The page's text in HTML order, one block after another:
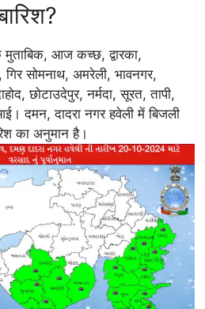
आज कच्छ, द्वारका,
सोमनाथ, अमरेली, भावनगर,
छोटाउदेपुर, नर्मदा, सूरत, तापी,
दमन, दादरा नगर हवेली में बिजली
का अनुमान है।